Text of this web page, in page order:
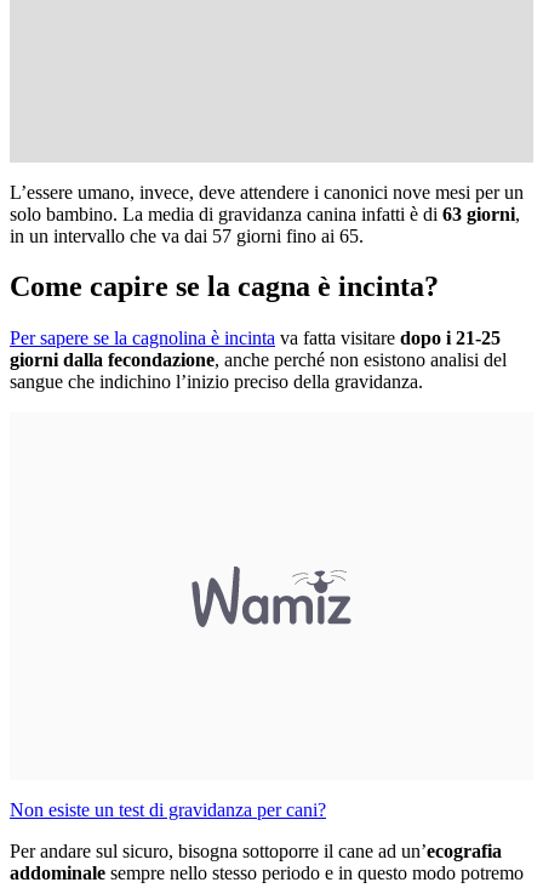
L’essere umano, invece, deve attendere i canonici nove mesi per un
solo bambino. La media di gravidanza canina infatti è di 63 giorni,
in un intervallo che va dai 57 giorni fino ai 65.
Come capire se la cagna è incinta?
Per sapere se la cagnolina è incinta va fatta visitare dopo i 21-25
giorni dalla fecondazione, anche perché non esistono analisi del
sangue che indichino l’inizio preciso della gravidanza.
Non esiste un test di gravidanza per cani?
Per andare sul sicuro, bisogna sottoporre il cane ad un’ecografia
addominale sempre nello stesso periodo e in questo modo potremo